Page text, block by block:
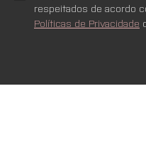
Políticas de Privacidade